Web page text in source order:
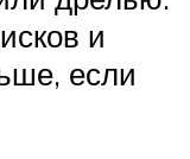
и
если